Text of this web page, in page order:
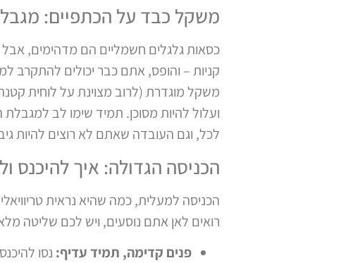
משקל כבד על הכתפיים:
כסאות גלגלים חשמליים הם מדהימים,
קניות – והופס, אתם כבר יכולים
משקל מוגדרת (לרוב מצוינת על לוחית
ועלול להיות מסוכן. תמיד שימו לב
לכל, וגם העובדה שאתם לא רוצים להיות
הכניסה הגדולה: איך להיכנס
הכניסה למעלית, כמה שהיא נראית
רואים לאן אתם נוסעים, ויש לכם שליטה
פנים קדימה, תמיד עדיף: נסו